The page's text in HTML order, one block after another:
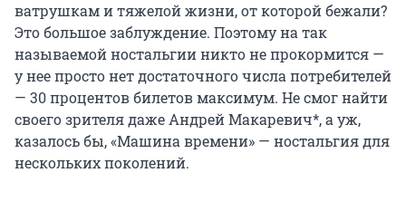
ватрушкам и тяжелой жизни, от которой бежали?
Это большое заблуждение. Поэтому на так
называемой ностальгии никто не прокормится —
у нее просто нет достаточного числа потребителей
— 30 процентов билетов максимум. Не смог найти
своего зрителя даже Андрей Макаревич*, а уж,
казалось бы, «Машина времени» — ностальгия для
нескольких поколений.